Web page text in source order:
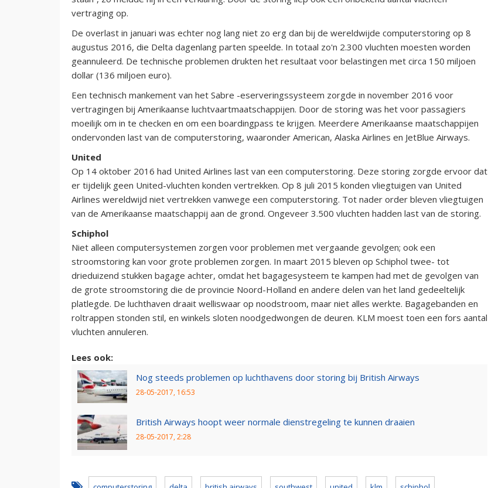
vertraging op.
De overlast in januari was echter nog lang niet zo erg dan bij de wereldwijde computerstoring op 8
augustus 2016, die Delta dagenlang parten speelde. In totaal zo'n 2.300 vluchten moesten worden
geannuleerd. De technische problemen drukten het resultaat voor belastingen met circa 150 miljoen
dollar (136 miljoen euro).
Een technisch mankement van het Sabre -eserveringssysteem zorgde in november 2016 voor
vertragingen bij Amerikaanse luchtvaartmaatschappijen. Door de storing was het voor passagiers
moeilijk om in te checken en om een boardingpass te krijgen. Meerdere Amerikaanse maatschappijen
ondervonden last van de computerstoring, waaronder American, Alaska Airlines en JetBlue Airways.
United
Op 14 oktober 2016 had United Airlines last van een computerstoring. Deze storing zorgde ervoor dat
er tijdelijk geen United-vluchten konden vertrekken. Op 8 juli 2015 konden vliegtuigen van United
Airlines wereldwijd niet vertrekken vanwege een computerstoring. Tot nader order bleven vliegtuigen
van de Amerikaanse maatschappij aan de grond. Ongeveer 3.500 vluchten hadden last van de storing.
Schiphol
Niet alleen computersystemen zorgen voor problemen met vergaande gevolgen; ook een
stroomstoring kan voor grote problemen zorgen. In maart 2015 bleven op Schiphol twee- tot
drieduizend stukken bagage achter, omdat het bagagesysteem te kampen had met de gevolgen van
de grote stroomstoring die de provincie Noord-Holland en andere delen van het land gedeeltelijk
platlegde. De luchthaven draait welliswaar op noodstroom, maar niet alles werkte. Bagagebanden en
roltrappen stonden stil, en winkels sloten noodgedwongen de deuren. KLM moest toen een fors aantal
vluchten annuleren.
Lees ook:
Nog steeds problemen op luchthavens door storing bij British Airways
28-05-2017, 16:53
British Airways hoopt weer normale dienstregeling te kunnen draaien
28-05-2017, 2:28